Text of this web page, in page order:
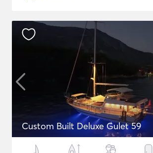
Custom Built Deluxe Gulet 59